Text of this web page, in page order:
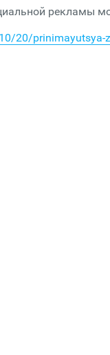
рекламы
20/prinimayutsya-